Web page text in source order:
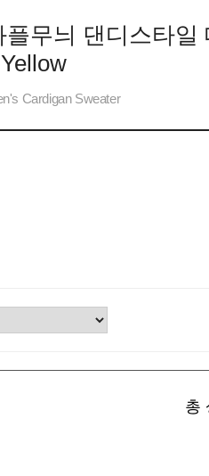
무늬 댄디스타일
Cardigan Sweater
총